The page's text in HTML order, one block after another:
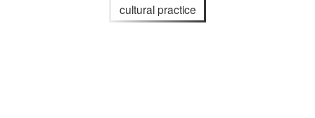
cultural practice